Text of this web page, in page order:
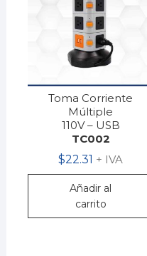
Toma Corriente
Múltiple
110V – USB
TC002
$22.31 + IVA
Añadir al
carrito